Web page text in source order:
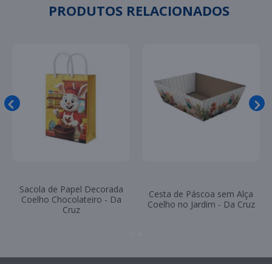
PRODUTOS RELACIONADOS
Cesta de Papel Kraft - MF
Caixas
Sacola de Papel Decorada
Coelho Chocolateiro - Da
Cruz